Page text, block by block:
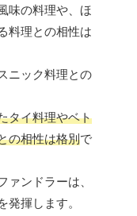
味の料理や、ほ
料理との相性は
ニック料理との
タイ料理やベト
の相性は格別で
ァンドラーは、
発揮します。